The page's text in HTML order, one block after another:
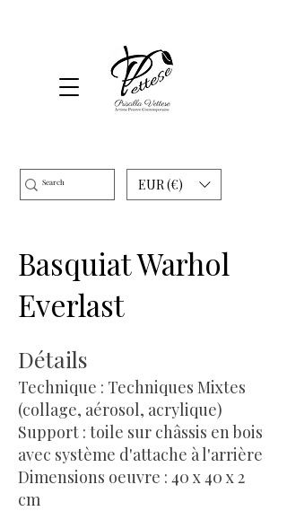
EUR (€)
Basquiat Warhol
Everlast
Détails
Technique : Techniques Mixtes
(collage, aérosol, acrylique)
Support : toile sur châssis en bois
avec système d'attache à l'arrière
Dimensions oeuvre : 40 x 40 x 2
cm